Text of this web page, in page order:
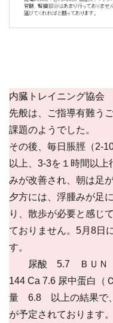
内臓トレイニング協会
先般は、ご指導有難う
課題のようでした。
その後、毎日脹脛（2-
以上、3-3を１時間以
みが改善され、朝は足
夕方には、浮腫みが足
り、散歩が必要と感じ
ておりません。5月8日
す。
尿酸 5.7 ＢＵＮ
144 Ca 7.6 尿中蛋白（
量 6.8 以上の結果で
が予定されております。